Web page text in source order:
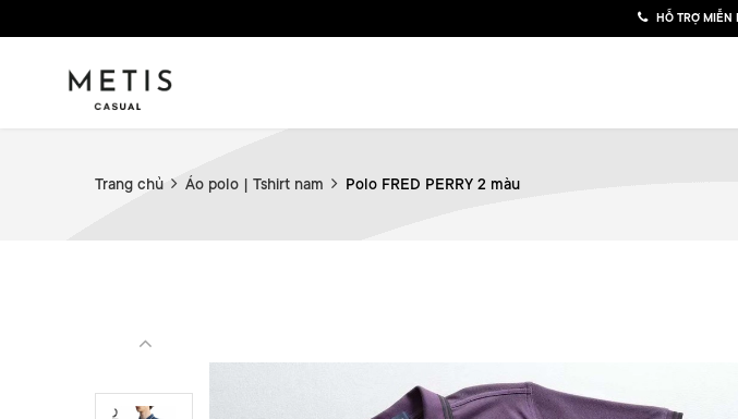
HỖ TRỢ MIỄN
Trang chủ Áo polo | Tshirt nam Polo FRED PERRY 2 màu